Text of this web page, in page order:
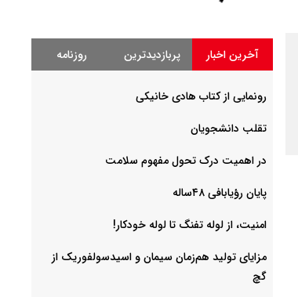
آخرین اخبار پربازدیدترین روزنامه
رونمایی از کتاب هادی خانیکی
‌تقلب دانشجویان
در اهمیت درک تحول مفهوم سلامت
پایان رؤیابافی ۴۸ساله
امنیت، از لوله تفنگ تا ‌لوله خودکار!
مزایای تولید هم‌زمان سیمان و اسیدسولفوریک از
گچ